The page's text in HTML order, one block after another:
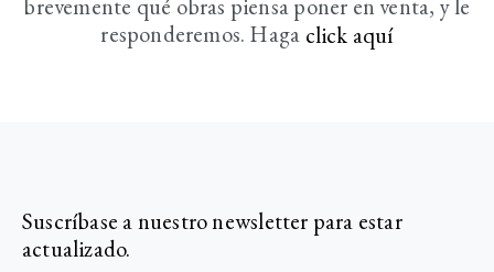
brevemente qué obras piensa poner en venta, y le
responderemos. Haga click aquí­
Suscríbase a nuestro newsletter para estar
actualizado.